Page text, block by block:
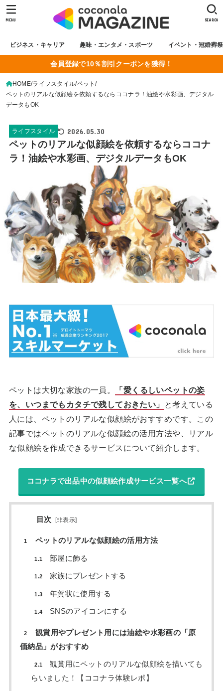
ビジネス・キャリア 趣味・エンタメ・スポーツ イベント・冠婚葬祭
SEARCH
MENU
会員登録で10％割引クーポンを獲得！
HOME ライフスタイル ペット
ペットのリアルな似顔絵を依頼するならココナラ！油絵や水彩画、デジタル
データもOK
ライフスタイル 2026.05.30
ペットのリアルな似顔絵を依頼するならココナ
ラ！油絵や水彩画、デジタルデータもOK
ペットは大切な家族の一員。
「愛くるしいペットの姿
を、いつまでもカタチで残しておきたい」
と考えている
人には、ペットのリアルな似顔絵がおすすめです。この
記事ではペットのリアルな似顔絵の活用方法や、リアル
な似顔絵を作成できるサービスについて紹介します。
ココナラで出品中の似顔絵作成サービス一覧へ
目次 [非表示]
1 ペットのリアルな似顔絵の活用方法
1.1 部屋に飾る
1.2 家族にプレゼントする
1.3 年賀状に使用する
1.4 SNSのアイコンにする
2
観賞用やプレゼント用には油絵や水彩画の「原
価納品」がおすすめ
2.1
観賞用にペットのリアルな似顔絵を描いても
らいました！【ココナラ体験レポ】